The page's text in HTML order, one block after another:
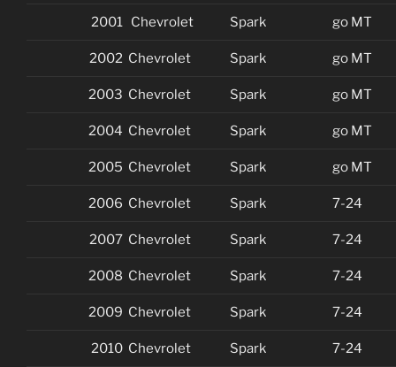
2001 Chevrolet Spark go MT
2002 Chevrolet Spark go MT
2003 Chevrolet Spark go MT
2004 Chevrolet Spark go MT
2005 Chevrolet Spark go MT
2006 Chevrolet Spark 7-24
2007 Chevrolet Spark 7-24
2008 Chevrolet Spark 7-24
2009 Chevrolet Spark 7-24
2010 Chevrolet Spark 7-24